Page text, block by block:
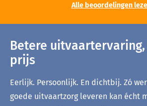
Alle beoordelingen
Betere
prijs
Eerlijk. Persoonlijk. En dichtbij. Zó
goede uitvaartzorg leveren kan écht